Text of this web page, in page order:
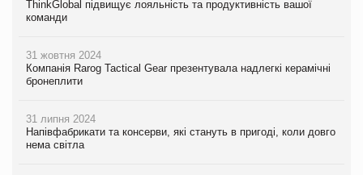
ThinkGlobal підвищує лояльність та продуктивність вашої
команди
31 жовтня 2024
Компанія Rarog Tactical Gear презентувала надлегкі керамічні
бронеплити
31 липня 2024
Напівфабрикати та консерви, які стануть в пригоді, коли довго
нема світла